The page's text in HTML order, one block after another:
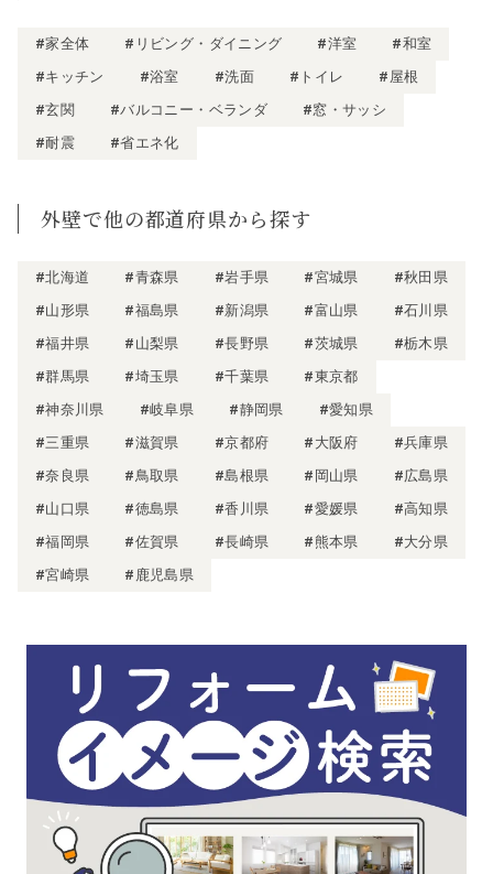
#家全体 #リビング・ダイニング #洋室
#和室
#キッチン
#浴室 #洗面 #トイレ
#屋根
#玄関
#バルコニー・ベランダ
#窓・サッシ
#耐震
#省エネ化
外壁で他の都道府県から探す
#北海道 #青森県 #岩手県 #宮城県
#秋田県
#山形県
#福島県 #新潟県 #富山県
#石川県
#福井県
#山梨県 #長野県 #茨城県
#栃木県
#群馬県
#埼玉県 #千葉県
#東京都
#神奈川県
#岐阜県 #静岡県
#愛知県
#三重県
#滋賀県 #京都府 #大阪府
#兵庫県
#奈良県
#鳥取県 #島根県 #岡山県
#広島県
#山口県
#徳島県 #香川県 #愛媛県
#高知県
#福岡県
#佐賀県 #長崎県 #熊本県
#大分県
#宮崎県
#鹿児島県